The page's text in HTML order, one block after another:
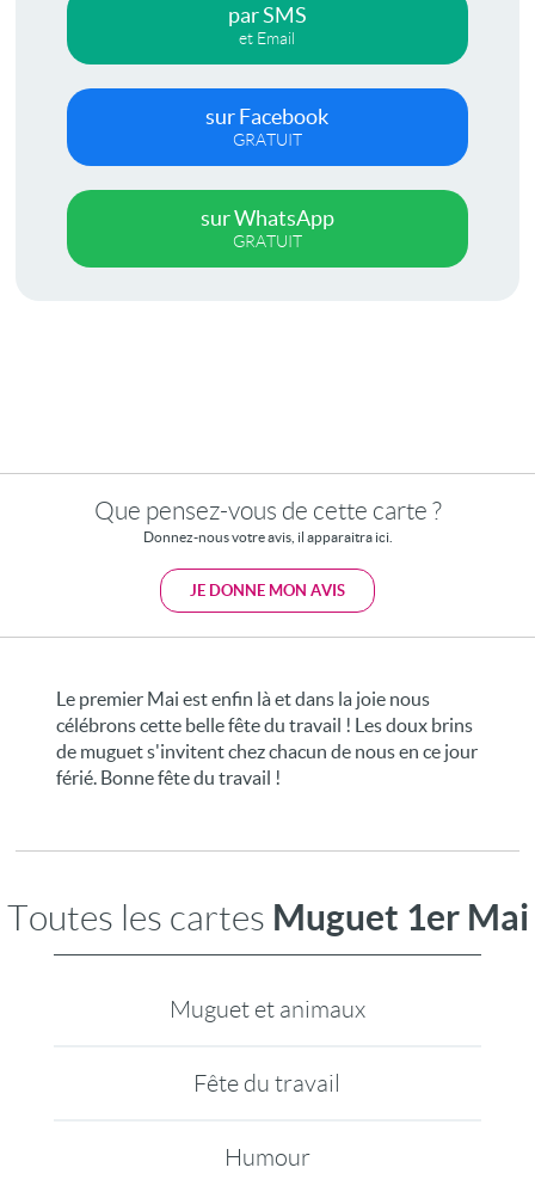
par SMS
et Email
sur Facebook
GRATUIT
sur WhatsApp
GRATUIT
Que pensez-vous de cette carte ?
Donnez-nous votre avis, il apparaitra ici.
JE DONNE MON AVIS
Le premier Mai est enfin là et dans la joie nous
célébrons cette belle fête du travail ! Les doux brins
de muguet s'invitent chez chacun de nous en ce jour
férié. Bonne fête du travail !
Toutes les cartes Muguet 1er Mai
Muguet et animaux
Fête du travail
Humour